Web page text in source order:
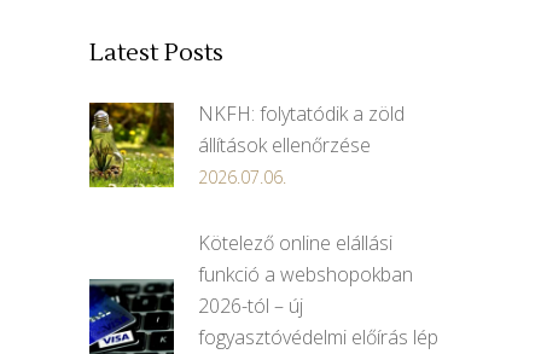
Latest Posts
NKFH: folytatódik a zöld
állítások ellenőrzése
2026.07.06.
Kötelező online elállási
funkció a webshopokban
2026-tól – új
fogyasztóvédelmi előírás lép